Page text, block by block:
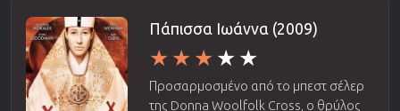
Πάπισσα Ιωάννα (2009)
Προσαρμοσμένο από το μπεστ σέλερ
της Donna Woolfolk Cross, ο θρύλος